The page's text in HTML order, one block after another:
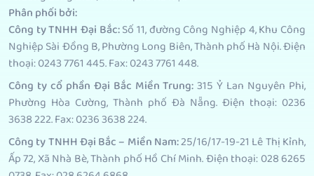
Phân phối bởi:
Công ty TNHH Đại Bắc:Số 11, đường Công Nghiệp 4, Khu Công
Nghiệp Sài Đồng B, Phường Long Biên, Thành phố Hà Nội. Điện
thoại: 0243 7761 445. Fax: 0243 7761 448.
Công ty cổ phần Đại Bắc Miền Trung: 315 Ỷ Lan Nguyên Phi,
Phường Hòa Cường, Thành phố Đà Nẵng. Điện thoại: 0236
3638 222. Fax: 0236 3638 224.
Công ty TNHH Đại Bắc – Miền Nam:25/16/17-19-21 Lê Thị Kỉnh,
Ấp 72, Xã Nhà Bè, Thành phố Hồ Chí Minh. Điện thoại: 028 6265